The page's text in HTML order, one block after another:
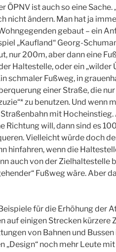
ÖPNV ist auch so eine Sache.
nicht ändern. Man hat ja
gebaut – ein
„Kaufland“ Georg-
nur 200m, aber dann eine
Haltestelle, oder ein „wilder
schmaler Fußweg, in
einer Straße, die
zu benutzen. Und wenn
mit Hocheinstieg.
Richtung will, dann sind es
Vielleicht würde doch
hinfahren, wenn die
auch von der Zielhaltestelle
Fußweg wäre. Aber
für die Erhöhung der
auf einigen Strecken kürzere
von Bahnen und
„Design“ noch mehr Leute